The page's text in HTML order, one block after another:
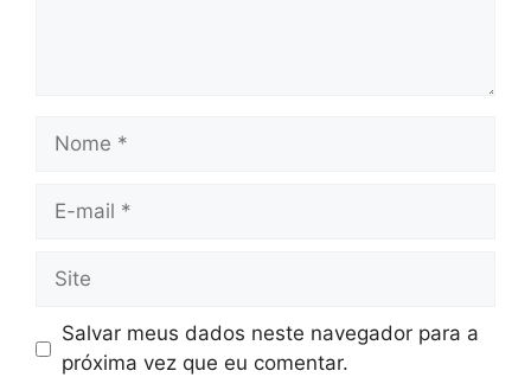
Nome
Site
Salvar meus dados neste navegador para a
próxima vez que eu comentar.